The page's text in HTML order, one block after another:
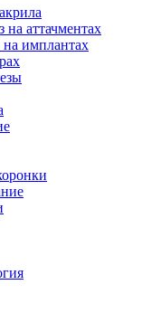
аттачментах
имплантах